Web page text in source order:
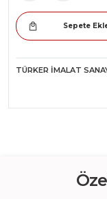
Sepete
TÜRKER İMALAT